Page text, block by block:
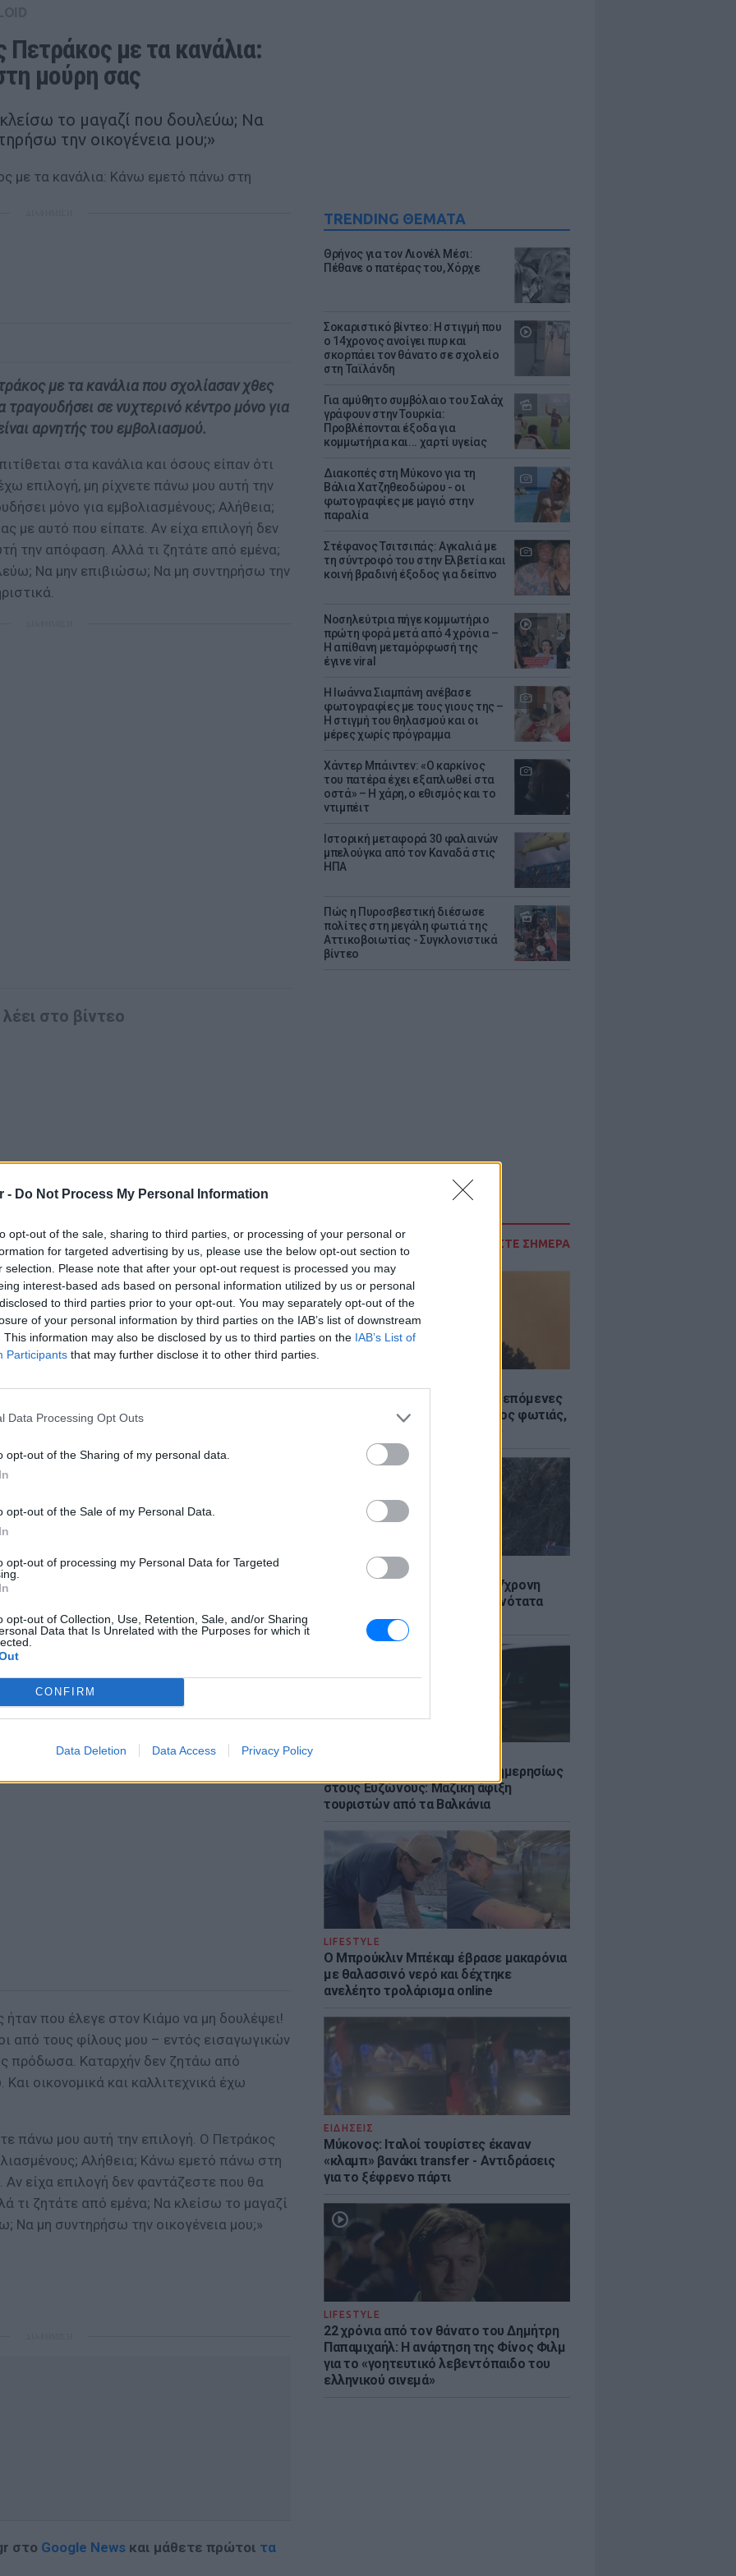
- Do Not Process My Personal Information
opt-out of the sale, sharing to third parties, or processing of your personal or
for targeted advertising by us, please use the below opt-out section to
selection. Please note that after your opt-out request is processed you may
interest-based ads based on personal information utilized by us or personal
to third parties prior to your opt-out. You may separately opt-out of the
of your personal information by third parties on the IAB’s list of downstream
This information may also be disclosed by us to third parties on the IAB’s List of
Participants that may further disclose it to other third parties.
Data Processing Opt Outs
opt-out of the Sharing of my personal data.
opt-out of the Sale of my Personal Data.
opt-out of processing my Personal Data for Targeted
opt-out of Collection, Use, Retention, Sale, and/or Sharing
Data that Is Unrelated with the Purposes for which it
CONFIRM
Data Deletion Data Access Privacy Policy
TRENDING ΘΕΜΑΤΑ
Θρήνος για τον Λιονέλ Μέσι:
Πέθανε ο πατέρας του, Χόρχε
Σοκαριστικό βίντεο: Η στιγμή που
ο 14χρονος ανοίγει πυρ και
σκορπάει τον θάνατο σε σχολείο
στη Ταϊλάνδη
Για αμύθητο συμβόλαιο του Σαλάχ
γράφουν στην Τουρκία:
Προβλέπονται έξοδα για
κομμωτήρια και... χαρτί υγείας
Διακοπές στη Μύκονο για τη
Βάλια Χατζηθεοδώρου - οι
φωτογραφίες με μαγιό στην
παραλία
Στέφανος Τσιτσιπάς: Αγκαλιά με
τη σύντροφό του στην Ελβετία και
κοινή βραδινή έξοδος για δείπνο
Νοσηλεύτρια πήγε κομμωτήριο
πρώτη φορά μετά από 4 χρόνια –
Η απίθανη μεταμόρφωσή της
έγινε viral
H Ιωάννα Σιαμπάνη ανέβασε
φωτογραφίες με τους γιους της –
Η στιγμή του θηλασμού και οι
μέρες χωρίς πρόγραμμα
Χάντερ Μπάιντεν: «Ο καρκίνος
του πατέρα έχει εξαπλωθεί στα
οστά» – Η χάρη, ο εθισμός και το
ντιμπέιτ
Ιστορική μεταφορά 30 φαλαινών
μπελούγκα από τον Καναδά στις
ΗΠΑ
Πώς η Πυροσβεστική διέσωσε
πολίτες στη μεγάλη φωτιά της
Αττικοβοιωτίας - Συγκλονιστικά
βίντεο
ΔΙΑΒΑΣΤΕ ΣΗΜΕΡΑ
Καιρός «hot – dry – windy» τις επόμενες
48 ώρες: Αυξημένος ο κίνδυνος φωτιάς,
συναγερμός σε 6 περιφέρειες
ΕΙΔΗΣΕΙΣ
Θρίλερ στον Λυκαβηττό: Σε 57χρονη
γυναίκα ανήκει η σορός - Πιθανότατα
έπεσε από ύψος
Πάνω από 45.000 διελεύσεις ημερησίως
στους Ευζώνους: Μαζική άφιξη
τουριστών από τα Βαλκάνια
LIFESTYLE
Ο Μπρούκλιν Μπέκαμ έβρασε μακαρόνια
με θαλασσινό νερό και δέχτηκε
ανελέητο τρολάρισμα online
ΕΙΔΗΣΕΙΣ
Μύκονος: Ιταλοί τουρίστες έκαναν
«κλαμπ» βανάκι transfer - Αντιδράσεις
για το ξέφρενο πάρτι
LIFESTYLE
22 χρόνια από τον θάνατο του Δημήτρη
Παπαμιχαήλ: Η ανάρτηση της Φίνος Φιλμ
για το «γοητευτικό λεβεντόπαιδο του
ελληνικού σινεμά»
Πετράκος με τα κανάλια:
μούρη σας
το μαγαζί που δουλεύω; Να
την οικογένεια μου;»
με τα κανάλια που σχολίασαν χθες
τραγουδήσει σε νυχτερινό κέντρο μόνο για
αρνητής του εμβολιασμού.
στα κανάλια και όσους είπαν ότι
επιλογή, μη ρίχνετε πάνω μου αυτή την
μόνο για εμβολιασμένους; Αλήθεια;
με αυτό που είπατε. Αν είχα επιλογή δεν
την απόφαση. Αλλά τι ζητάτε από εμένα;
Να μην επιβιώσω; Να μη συντηρήσω την
στο βίντεο
και θα θέλαμε την τηλεόραση μαζί μας.
καμένεα που είναι και πλημμυρισμένα.
ήρθε και δεν μετάδωσε τα όσα είπα και
στους σεισμόπληκτους. Καμία
αναρωτιέμαι γιατί ασχολήθηκαν μαζί
μου.
ανακοίνωσε ο χώρος στην Πάτρα, με
εδώ και οκτώ χρόνια, ότι θα
μας εμφανίσεις. Πάρα πολύ
Γιατί να δουλέψει ο Πετράκος; Τι; Θα
χρόνο;
ΔΙΑΦΗΜΙΣΗ
που έλεγε στον Κιάμο να μη δουλέψει!
από τους φίλους μου – εντός εισαγωγικών
πρόδωσα. Καταρχήν δεν ζητάω από
οικονομικά και καλλιτεχνικά έχω
πάνω μου αυτή την επιλογή. Ο Πετράκος
Αλήθεια; Κάνω εμετό πάνω στη
είχα επιλογή δεν φαντάζεστε που θα
τι ζητάτε από εμένα; Να κλείσω το μαγαζί
Να μη συντηρήσω την οικογένεια μου;»
στο Google News και μάθετε πρώτοι τα